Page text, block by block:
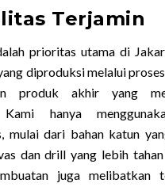
Terjamin
prioritas utama di
diproduksi melalui
produk akhir yang
hanya
mulai dari bahan katun
dan drill yang lebih
juga melibatkan